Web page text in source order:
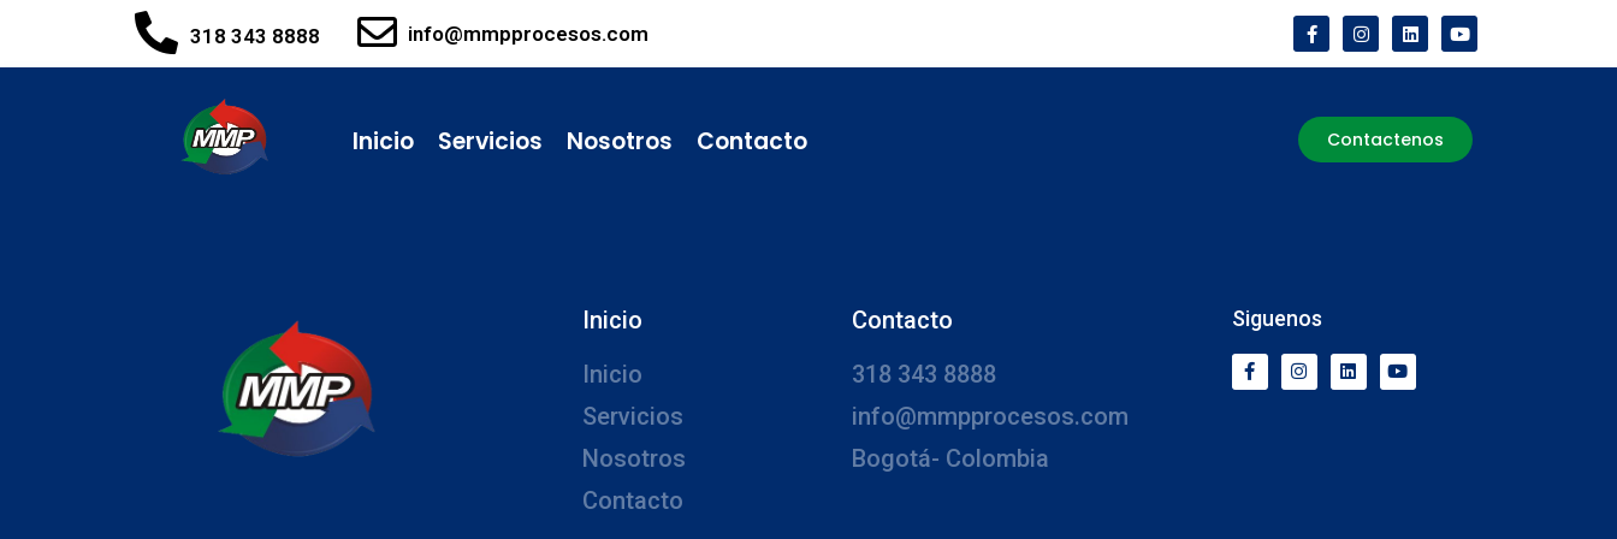
318 343 8888 info@mmpprocesos.com
Inicio Servicios Nosotros Contacto Contactenos
Inicio
Inicio
Servicios
Nosotros
Contacto
Contacto
318 343 8888
info@mmpprocesos.com
Bogotá- Colombia
Siguenos